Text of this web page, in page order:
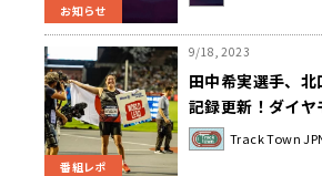
お知らせ
番組レポ
9/18, 2023
田中希実選手、
記録更新！ダイ
（DL）ブリュッセ
そして北口榛花選
Track Town